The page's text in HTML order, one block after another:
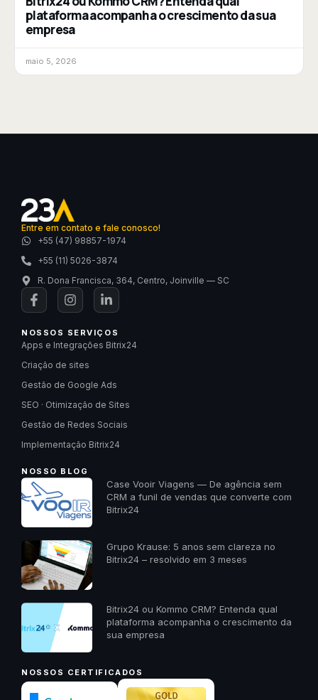
plataforma acompanha o crescimento da sua
empresa
maio 5, 2026
Entre em contato e fale conosco!
+55 (47) 98857-1974
+55 (11) 5026-3874
R. Dona Francisca, 364, Centro, Joinville — SC
NOSSOS SERVIÇOS
Apps e Integrações Bitrix24
Criação de sites
Gestão de Google Ads
SEO · Otimização de Sites
Gestão de Redes Sociais
Implementação Bitrix24
NOSSO BLOG
Case Vooir Viagens — De agência sem
CRM a funil de vendas que converte com
Bitrix24
Grupo Krause: 5 anos sem clareza no
Bitrix24 – resolvido em 3 meses
Bitrix24 ou Kommo CRM? Entenda qual
plataforma acompanha o crescimento da
sua empresa
NOSSOS CERTIFICADOS